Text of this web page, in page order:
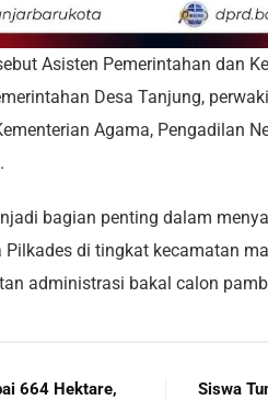
Asisten Pemerintahan dan
Desa Tanjung,
Agama, Pengadilan
bagian penting dalam
di tingkat kecamatan
administrasi bakal calon
664 Hektare,
Siswa